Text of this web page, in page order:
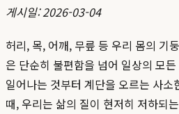
게시일: 2026-03-04
허리, 목, 어깨, 무릎 등 우리 몸의 기
은 단순히 불편함을 넘어 일상의 모
일어나는 것부터 계단을 오르는 사
때, 우리는 삶의 질이 현저히 저하되